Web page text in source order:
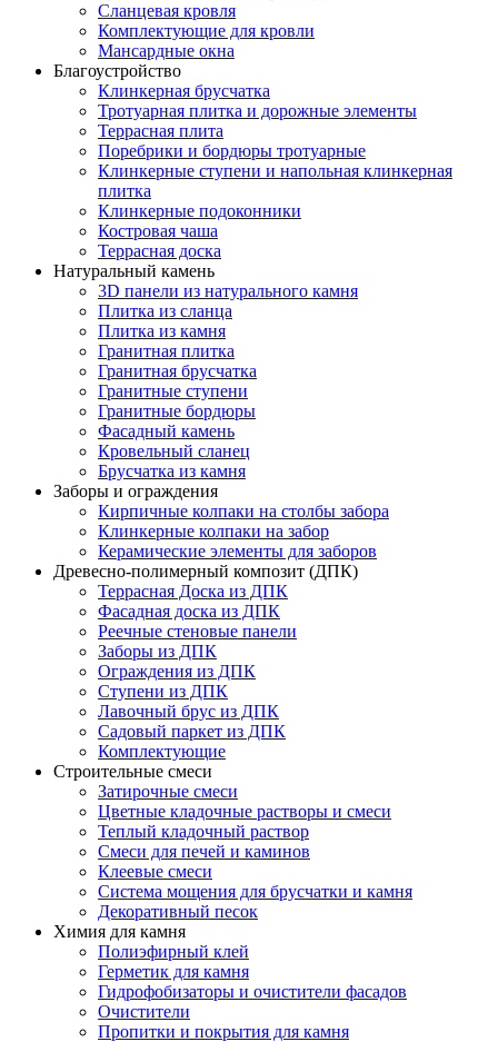
Сланцевая кровля
Комплектующие для кровли
Мансардные окна
Благоустройство
Клинкерная брусчатка
Тротуарная плитка и дорожные элементы
Террасная плита
Поребрики и бордюры тротуарные
Клинкерные ступени и напольная клинкерная
плитка
Клинкерные подоконники
Костровая чаша
Террасная доска
Натуральный камень
3D панели из натурального камня
Плитка из сланца
Плитка из камня
Гранитная плитка
Гранитная брусчатка
Гранитные ступени
Гранитные бордюры
Фасадный камень
Кровельный сланец
Брусчатка из камня
Заборы и ограждения
Кирпичные колпаки на столбы забора
Клинкерные колпаки на забор
Керамические элементы для заборов
Древесно-полимерный композит (ДПК)
Террасная Доска из ДПК
Фасадная доска из ДПК
Реечные стеновые панели
Заборы из ДПК
Ограждения из ДПК
Ступени из ДПК
Лавочный брус из ДПК
Садовый паркет из ДПК
Комплектующие
Строительные смеси
Затирочные смеси
Цветные кладочные растворы и смеси
Теплый кладочный раствор
Смеси для печей и каминов
Клеевые смеси
Система мощения для брусчатки и камня
Декоративный песок
Химия для камня
Полиэфирный клей
Герметик для камня
Гидрофобизаторы и очистители фасадов
Очистители
Пропитки и покрытия для камня